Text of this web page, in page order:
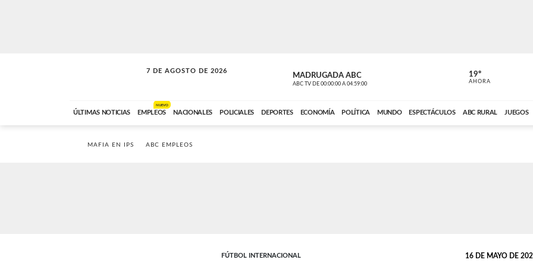
7 DE AGOSTO DE 2026
SOLO MÚSICA MADRUGADA ABC
ABC TV DE 00:00:00 A 04:59:00 ABC CARDINAL
19º
AHORA
ÚLTIMAS NOTICIAS EMPLEOS
NUEVO
NACIONALES POLICIALES DEPORTES ECONOMÍA POLÍTICA MUNDO ESPECTÁCULOS ABC RURAL JUEGOS
MAFIA EN IPS ABC EMPLEOS
FÚTBOL INTERNACIONAL 16 DE MAYO DE